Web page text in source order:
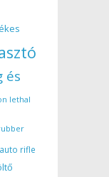
és
lethal
rifle